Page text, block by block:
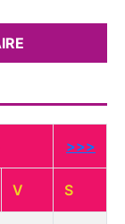
>>>
V S